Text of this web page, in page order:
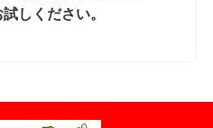
しください。